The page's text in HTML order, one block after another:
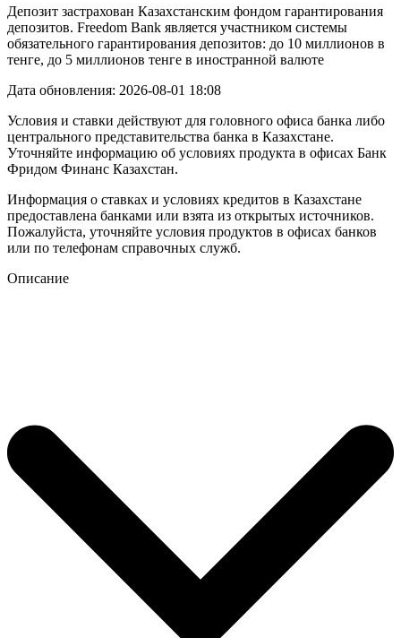
Депозит застрахован Казахстанским фондом гарантирования
депозитов. Freedom Bank является участником системы
обязательного гарантирования депозитов: до 10 миллионов в
тенге, до 5 миллионов тенге в иностранной валюте
Дата обновления: 2026-08-01 18:08
Условия и ставки действуют для головного офиса банка либо
центрального представительства банка в Казахстане.
Уточняйте информацию об условиях продукта в офисах Банк
Фридом Финанс Казахстан.
Информация о ставках и условиях кредитов в Казахстане
предоставлена банками или взята из открытых источников.
Пожалуйста, уточняйте условия продуктов в офисах банков
или по телефонам справочных служб.
Описание